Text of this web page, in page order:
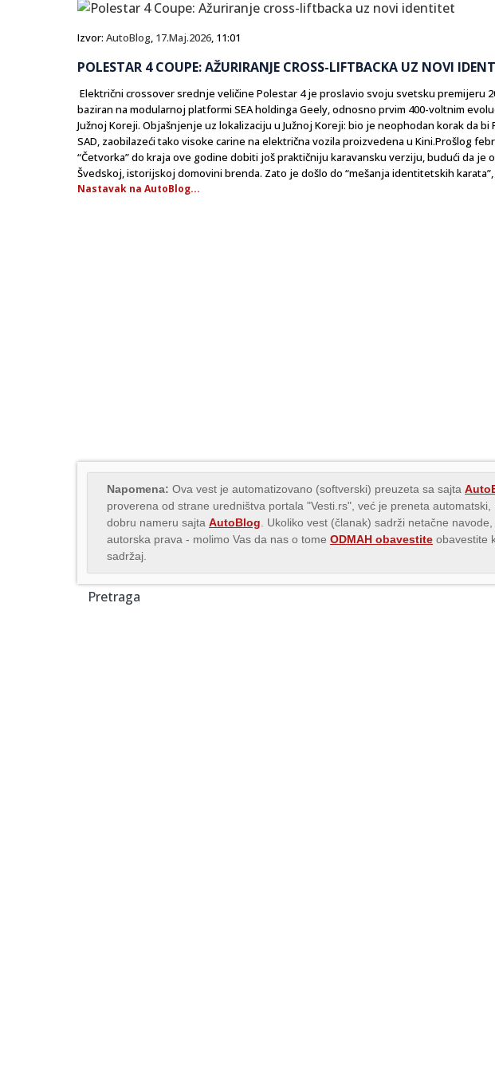
Izvor: AutoBlog, 17.Maj.2026, 11:01
POLESTAR 4 COUPE: AŽURIRANJE CROSS-LIFTBACKA UZ NOVI
Električni crossover srednje veličine Polestar 4 je proslavio svoju svetsku premijeru
baziran na modularnoj platformi SEA holdinga Geely, odnosno prvim 400-voltnim
Južnoj Koreji. Objašnjenje uz lokalizaciju u Južnoj Koreji: bio je neophodan korak da
SAD, zaobilazeći tako visoke carine na električna vozila proizvedena u Kini.Prošlog
“Četvorka” do kraja ove godine dobiti još praktičniju karavansku verziju, budući da je
Švedskoj, istorijskoj domovini brenda. Zato je došlo do “mešanja identitetskih
Nastavak na AutoBlog...
Napomena: Ova vest je automatizovano (softverski) preuzeta sa sajta
proverena od strane uredništva portala "Vesti.rs", već je preneta
dobru nameru sajta AutoBlog . Ukoliko vest (članak) sadrži netačne
autorska prava - molimo Vas da nas o tome ODMAH obavestite obavestite
sadržaj.
Pretraga